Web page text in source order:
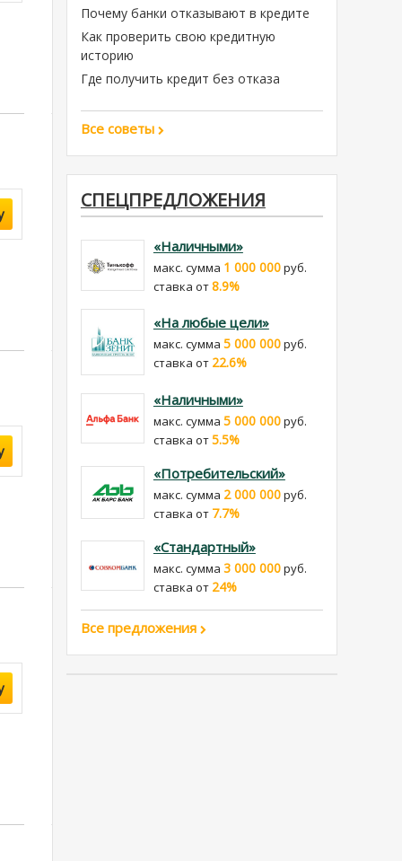
Почему банки отказывают в кредите
Как проверить свою кредитную
историю
Где получить кредит без отказа
Все советы
СПЕЦПРЕДЛОЖЕНИЯ
«Наличными»
макс. сумма 1 000 000руб.
cтавка от8.9%
«На любые цели»
макс. сумма 5 000 000руб.
cтавка от 22.6%
«Наличными»
макс. сумма 5 000 000руб.
cтавка от5.5%
«Потребительский»
макс. сумма 2 000 000руб.
cтавка от 7.7%
«Стандартный»
макс. сумма 3 000 000руб.
cтавка от 24%
Все предложения